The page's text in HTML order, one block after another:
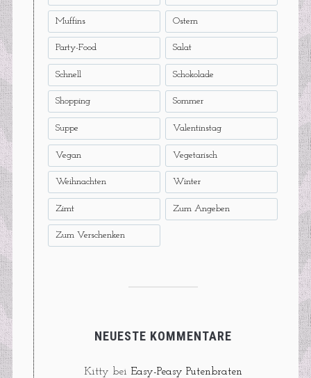
Muffins Ostern
Party-Food Salat
Schnell Schokolade
Shopping Sommer
Suppe Valentinstag
Vegan Vegetarisch
Weihnachten Winter
Zimt Zum Angeben
Zum Verschenken
NEUESTE KOMMENTARE
Kitty bei Easy-Peasy Putenbraten